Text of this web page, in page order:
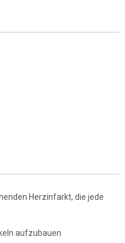
Herzinfarkt, die jede
aufzubauen